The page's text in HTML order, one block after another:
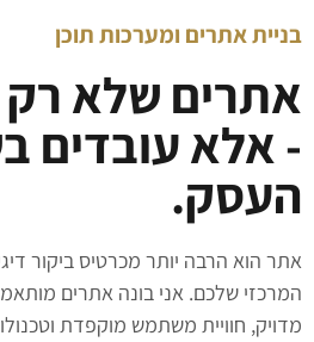
בניית אתרים ומערכות תוכן
אתרים שלא רק
- אלא עובדים
העסק.
אתר הוא הרבה יותר מכרטיס ביקור
המרכזי שלכם. אני בונה אתרים
מדויק, חוויית משתמש מוקפדת